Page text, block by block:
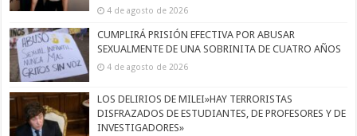
4 de agosto de 2026
CUMPLIRÁ PRISIÓN EFECTIVA POR ABUSAR
SEXUALMENTE DE UNA SOBRINITA DE CUATRO AÑOS
4 de agosto de 2026
LOS DELIRIOS DE MILEI»HAY TERRORISTAS
DISFRAZADOS DE ESTUDIANTES, DE PROFESORES Y DE
INVESTIGADORES»